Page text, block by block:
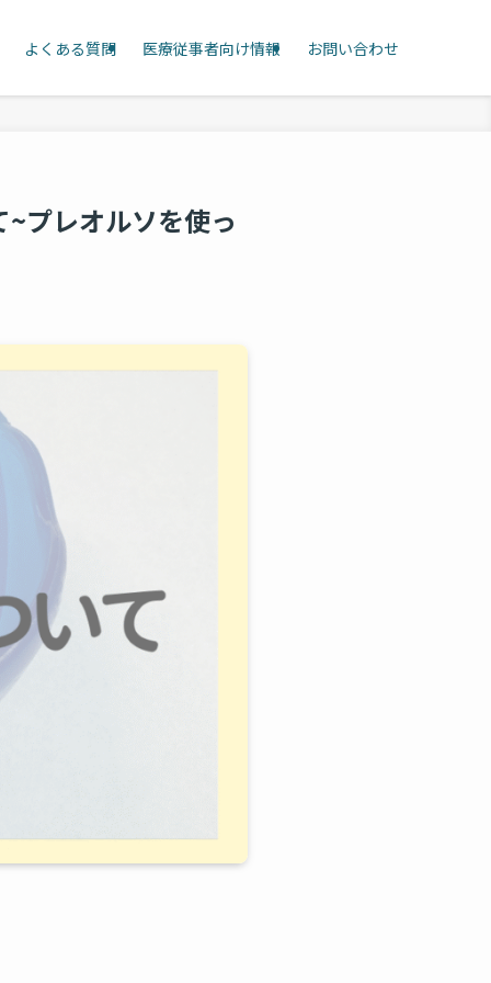
よくある質問 医療従事者向け情報 お問い合わせ
プレオルソを使っ